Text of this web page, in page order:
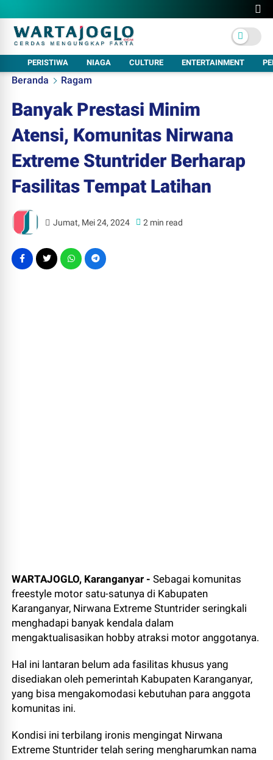
PERISTIWA NIAGA CULTURE ENTERTAINMENT
Beranda Ragam
Banyak Prestasi Minim
Atensi, Komunitas Nirwana
Extreme Stuntrider Berharap
Fasilitas Tempat Latihan
Jumat, Mei 24, 2024 2 min read
WARTAJOGLO, Karanganyar - Sebagai komunitas
freestyle motor satu-satunya di Kabupaten
Karanganyar, Nirwana Extreme Stuntrider seringkali
menghadapi banyak kendala dalam
mengaktualisasikan hobby atraksi motor anggotanya.
Hal ini lantaran belum ada fasilitas khusus yang
disediakan oleh pemerintah Kabupaten Karanganyar,
yang bisa mengakomodasi kebutuhan para anggota
komunitas ini.
Kondisi ini terbilang ironis mengingat Nirwana
Extreme Stuntrider telah sering mengharumkan nama